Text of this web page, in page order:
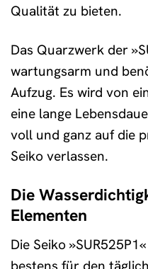
Qualität zu bieten.
Das Quarzwerk der
wartungsarm und
Aufzug. Es wird von
eine lange
voll und ganz auf die
Seiko verlassen.
Die
Elementen
Die Seiko